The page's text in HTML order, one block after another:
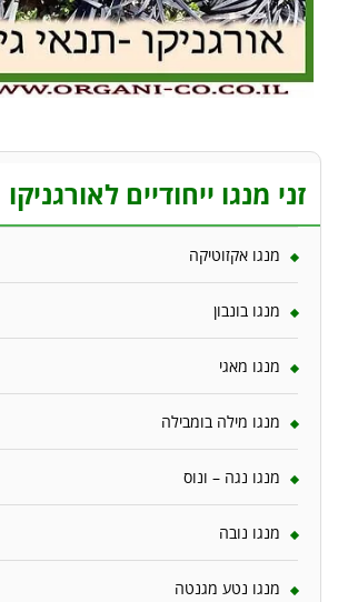
זני מנגו ייחודיים לאורגניקו
מנגו אקזוטיקה
מנגו בונבון
מנגו מאגי
מנגו מילה בומבילה
מנגו נגה – ונוס
מנגו נובה
מנגו נטע מגנטה